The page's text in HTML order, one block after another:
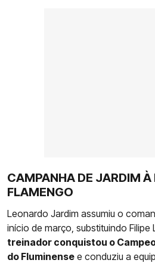
CAMPANHA DE JARDIM À
FLAMENGO
Leonardo Jardim assumiu o
início de março, substituindo Filipe
treinador conquistou o
do Fluminense e conduziu a